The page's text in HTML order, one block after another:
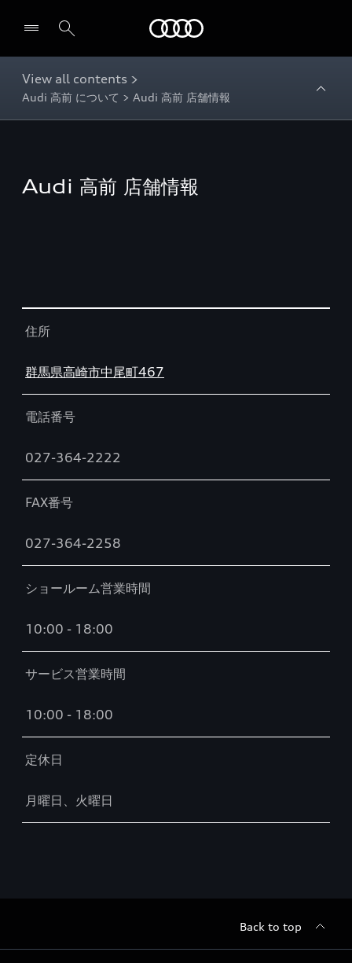
View all contents >
Audi 高前 について > Audi 高前 店舗情報
Audi 高前 店舗情報
住所
群馬県高崎市中尾町467
電話番号
027-364-2222
FAX番号
027-364-2258
ショールーム営業時間
10:00 - 18:00
サービス営業時間
10:00 - 18:00
定休日
月曜日、火曜日
Back to top